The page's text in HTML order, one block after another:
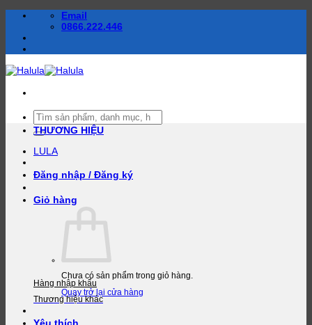
dung
Email
0866.222.446
Tìm
kiếm:
LULA
Đăng nhập / Đăng ký
Giỏ hàng
Chưa có sản phẩm trong giỏ hàng.
Quay trở lại cửa hàng
Yêu thích
THƯƠNG HIỆU
Hàng nhập khẩu
Thương hiệu khác